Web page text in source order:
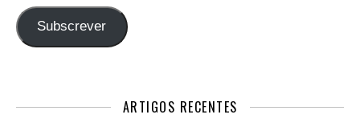
Subscrever
ARTIGOS RECENTES